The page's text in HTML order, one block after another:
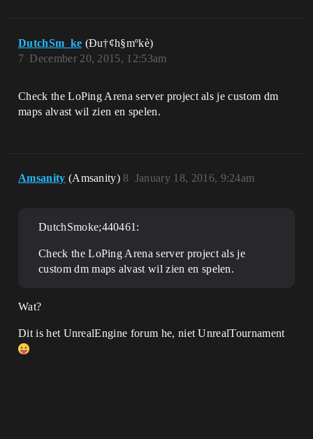
DutchSm_ke (Ðu†¢h§mºkè)
December 20, 2015, 12:53am
7
Check the LoPing Arena server project als je custom dm
maps alvast wil zien en spelen.
Amsanity (Amsanity) January 18, 2016, 9:24am
8
DutchSmoke;440461:
Check the LoPing Arena server project als je
custom dm maps alvast wil zien en spelen.
Wat?
Dit is het UnrealEngine forum he, niet UnrealTournament